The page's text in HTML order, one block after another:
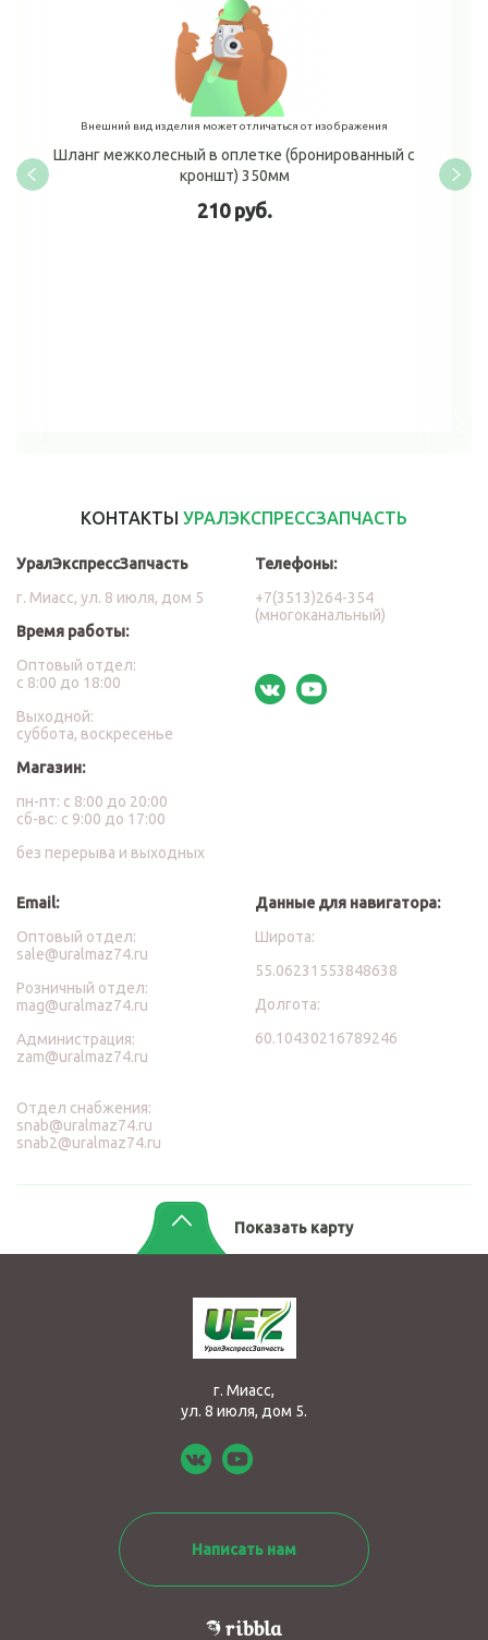
Внешний вид изделия может отличаться от изображения
Шланг межколесный в оплетке (бронированный с
кроншт) 350мм
210 руб.
КОНТАКТЫ УРАЛЭКСПРЕССЗАПЧАСТЬ
УралЭкспрессЗапчасть
г. Миасс, ул. 8 июля, дом 5
Время работы:
Оптовый отдел:
с 8:00 до 18:00
Выходной:
суббота, воскресенье
Магазин:
пн-пт: с 8:00 до 20:00
сб-вс: с 9:00 до 17:00
без перерыва и выходных
Телефоны:
+7(3513)264-354
(многоканальный)
Email:
Оптовый отдел:
sale@uralmaz74.ru
Розничный отдел:
mag@uralmaz74.ru
Администрация:
zam@uralmaz74.ru
Отдел снабжения:
snab@uralmaz74.ru
snab2@uralmaz74.ru
Данные для навигатора:
Широта:
55.06231553848638
Долгота:
60.10430216789246
Показать карту
г. Миасс,
ул. 8 июля, дом 5.
Написать нам